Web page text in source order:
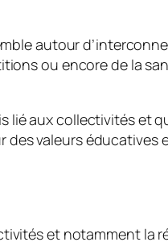
autour
ou encore de la
lié aux collectivités et
valeurs éducatives
et notamment la